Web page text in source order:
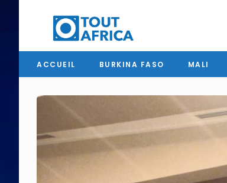
ACCUEIL BURKINA FASO MALI